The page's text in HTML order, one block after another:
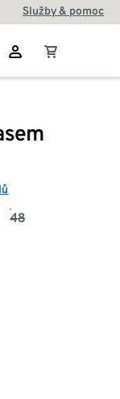
Služby & pomoc
48